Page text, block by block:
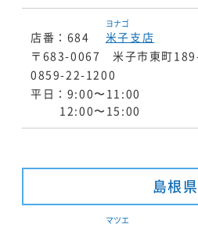
店番：684 米子
ヨナゴ
支店
〒683-0067 米子市東町
0859-22-1200
平日：9:00〜11:00
12:00〜15:00
島根県
マツエ